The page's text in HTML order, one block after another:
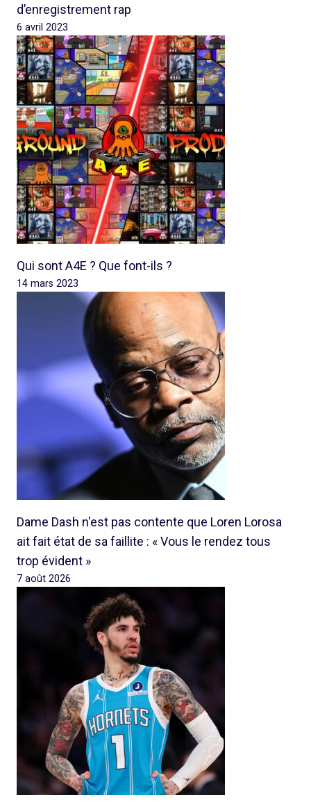
d’enregistrement rap
6 avril 2023
Qui sont A4E ? Que font-ils ?
14 mars 2023
Dame Dash n'est pas contente que Loren Lorosa
ait fait état de sa faillite : « Vous le rendez tous
trop évident »
7 août 2026